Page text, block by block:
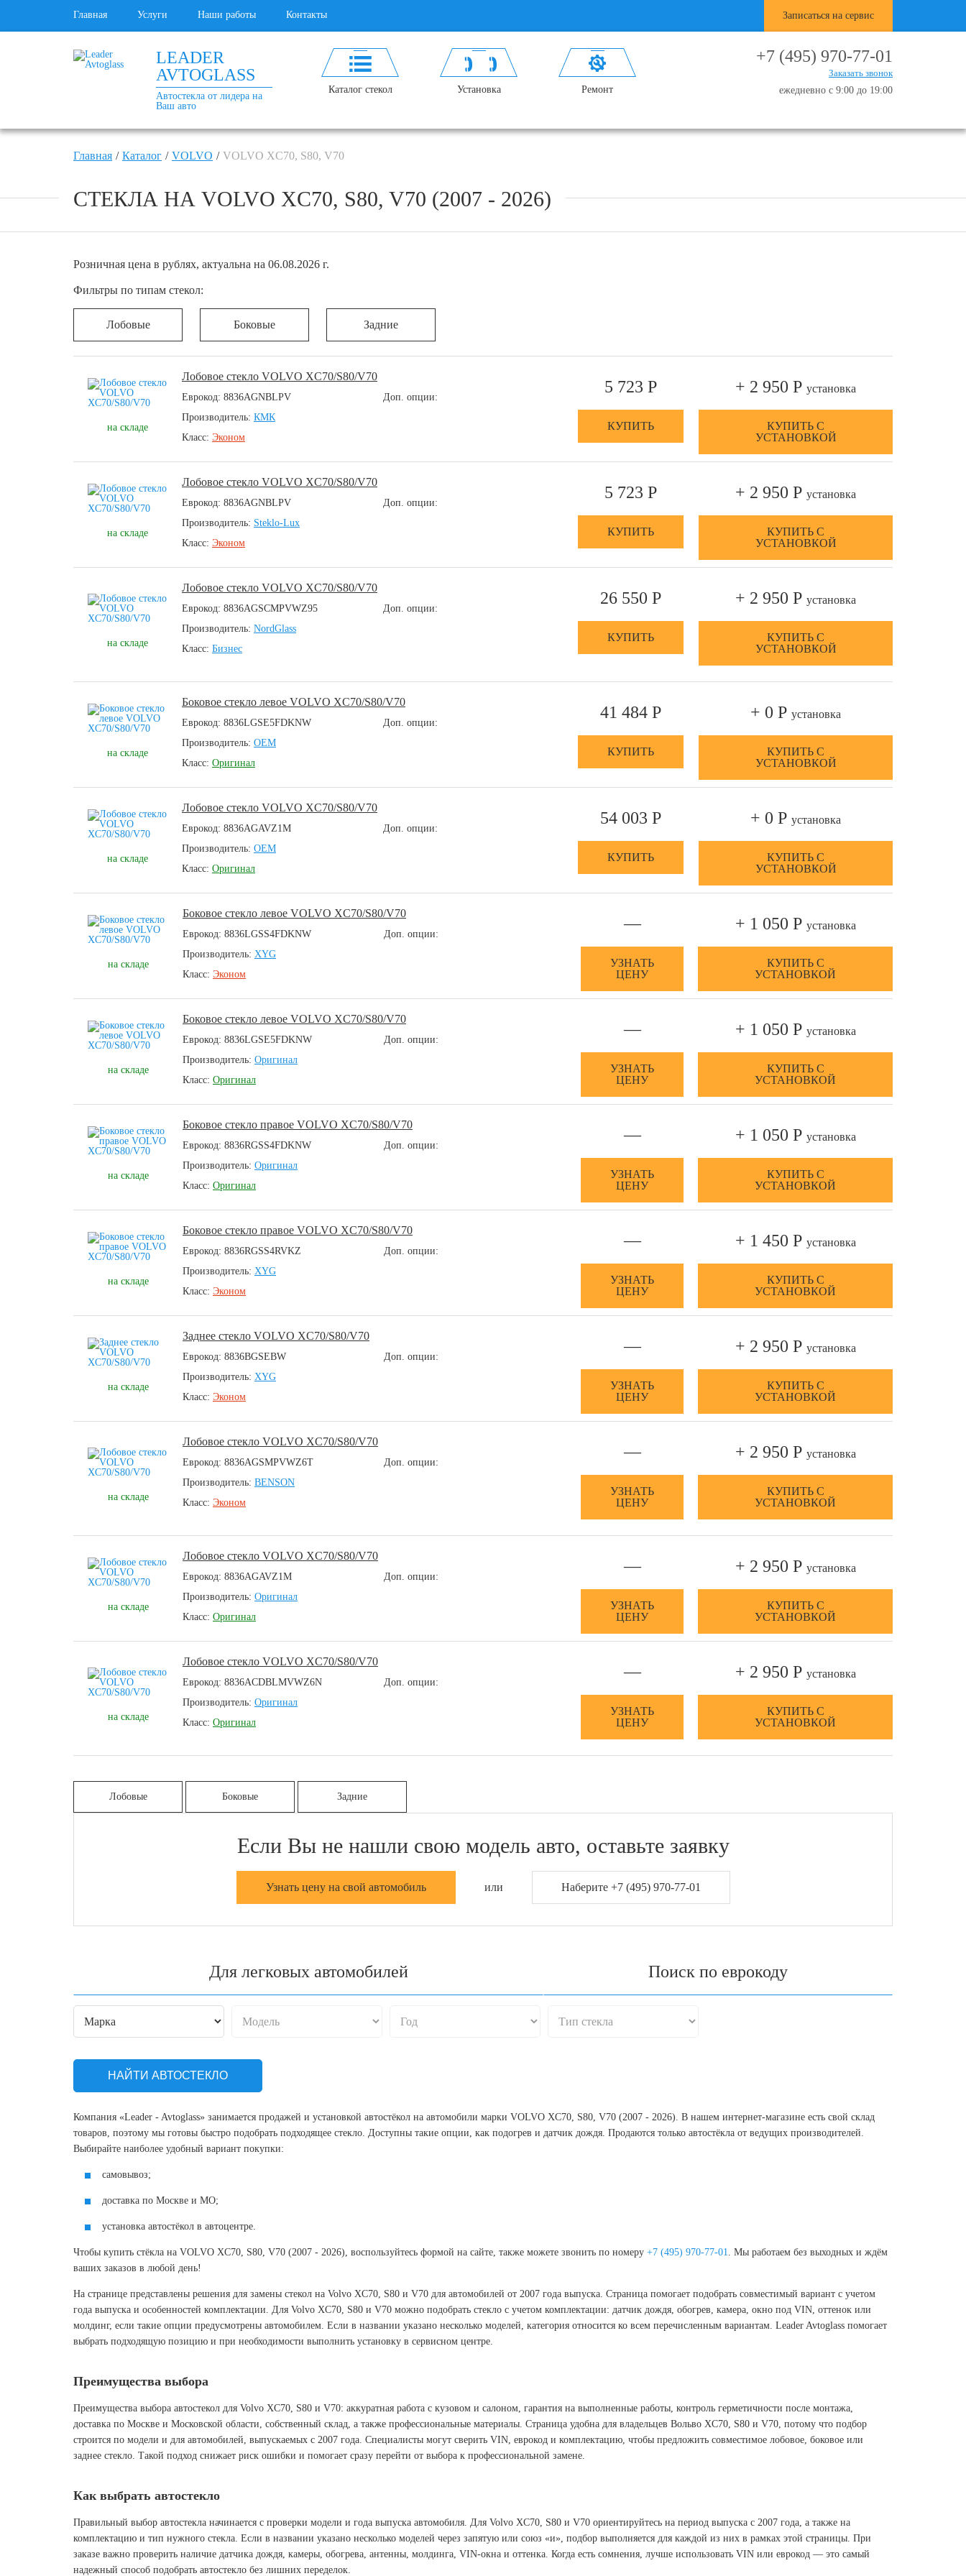
Главная Услуги Наши работы Контакты Записаться на сервис
LEADER
AVTOGLASS
Автостекла от лидера на
Ваш авто
Каталог стекол Установка Ремонт
+7 (495) 970-77-01
Заказать звонок
ежедневно с 9:00 до 19:00
Главная Каталог VOLVO VOLVO XC70, S80, V70
СТЕКЛА НА VOLVO XC70, S80, V70 (2007 - 2026)
Розничная цена в рублях, актуальна на 06.08.2026 г.
Фильтры по типам стекол:
Лобовые Боковые Задние
на складе
Лобовое стекло VOLVO XC70/S80/V70
Еврокод: 8836AGNBLPV
Производитель: КМК
Класс: Эконом
Доп. опции:
5 723 Р
КУПИТЬ
+ 2 950 Р установка
КУПИТЬ С
УСТАНОВКОЙ
на складе
Лобовое стекло VOLVO XC70/S80/V70
Еврокод: 8836AGNBLPV
Производитель: Steklo-Lux
Класс: Эконом
Доп. опции:
5 723 Р
КУПИТЬ
+ 2 950 Р установка
КУПИТЬ С
УСТАНОВКОЙ
на складе
Лобовое стекло VOLVO XC70/S80/V70
Еврокод: 8836AGSCMPVWZ95
Производитель: NordGlass
Класс: Бизнес
Доп. опции:
26 550 Р
КУПИТЬ
+ 2 950 Р установка
КУПИТЬ С
УСТАНОВКОЙ
на складе
Боковое стекло левое VOLVO XC70/S80/V70
Еврокод: 8836LGSE5FDKNW
Производитель: OEM
Класс: Оригинал
Доп. опции:
41 484 Р
КУПИТЬ
+ 0 Р установка
КУПИТЬ С
УСТАНОВКОЙ
на складе
Лобовое стекло VOLVO XC70/S80/V70
Еврокод: 8836AGAVZ1M
Производитель: OEM
Класс: Оригинал
Доп. опции:
54 003 Р
КУПИТЬ
+ 0 Р установка
КУПИТЬ С
УСТАНОВКОЙ
на складе
Боковое стекло левое VOLVO XC70/S80/V70
Еврокод: 8836LGSS4FDKNW
Производитель: XYG
Класс: Эконом
Доп. опции:
—
УЗНАТЬ
ЦЕНУ
+ 1 050 Р установка
КУПИТЬ С
УСТАНОВКОЙ
на складе
Боковое стекло левое VOLVO XC70/S80/V70
Еврокод: 8836LGSE5FDKNW
Производитель: Оригинал
Класс: Оригинал
Доп. опции:
—
УЗНАТЬ
ЦЕНУ
+ 1 050 Р установка
КУПИТЬ С
УСТАНОВКОЙ
на складе
Боковое стекло правое VOLVO XC70/S80/V70
Еврокод: 8836RGSS4FDKNW
Производитель: Оригинал
Класс: Оригинал
Доп. опции:
—
УЗНАТЬ
ЦЕНУ
+ 1 050 Р установка
КУПИТЬ С
УСТАНОВКОЙ
на складе
Боковое стекло правое VOLVO XC70/S80/V70
Еврокод: 8836RGSS4RVKZ
Производитель: XYG
Класс: Эконом
Доп. опции:
—
УЗНАТЬ
ЦЕНУ
+ 1 450 Р установка
КУПИТЬ С
УСТАНОВКОЙ
на складе
Заднее стекло VOLVO XC70/S80/V70
Еврокод: 8836BGSEBW
Производитель: XYG
Класс: Эконом
Доп. опции:
—
УЗНАТЬ
ЦЕНУ
+ 2 950 Р установка
КУПИТЬ С
УСТАНОВКОЙ
на складе
Лобовое стекло VOLVO XC70/S80/V70
Еврокод: 8836AGSMPVWZ6T
Производитель: BENSON
Класс: Эконом
Доп. опции:
—
УЗНАТЬ
ЦЕНУ
+ 2 950 Р установка
КУПИТЬ С
УСТАНОВКОЙ
на складе
Лобовое стекло VOLVO XC70/S80/V70
Еврокод: 8836AGAVZ1M
Производитель: Оригинал
Класс: Оригинал
Доп. опции:
—
УЗНАТЬ
ЦЕНУ
+ 2 950 Р установка
КУПИТЬ С
УСТАНОВКОЙ
на складе
Лобовое стекло VOLVO XC70/S80/V70
Еврокод: 8836ACDBLMVWZ6N
Производитель: Оригинал
Класс: Оригинал
Доп. опции:
—
УЗНАТЬ
ЦЕНУ
+ 2 950 Р установка
КУПИТЬ С
УСТАНОВКОЙ
Лобовые Боковые Задние
Если Вы не нашли свою модель авто, оставьте заявку
Узнать цену на свой автомобиль или Наберите +7 (495) 970-77-01
Для легковых автомобилей Поиск по еврокоду
НАЙТИ АВТОСТЕКЛО
Компания «Leader - Avtoglass» занимается продажей и установкой автостёкол на автомобили марки VOLVO XC70, S80, V70 (2007 - 2026). В нашем интернет-магазине есть свой склад
товаров, поэтому мы готовы быстро подобрать подходящее стекло. Доступны такие опции, как подогрев и датчик дождя. Продаются только автостёкла от ведущих производителей.
Выбирайте наиболее удобный вариант покупки:
самовывоз;
доставка по Москве и МО;
установка автостёкол в автоцентре.
Чтобы купить стёкла на VOLVO XC70, S80, V70 (2007 - 2026), воспользуйтесь формой на сайте, также можете звонить по номеру +7 (495) 970-77-01. Мы работаем без выходных и ждём
ваших заказов в любой день!
На странице представлены решения для замены стекол на Volvo XC70, S80 и V70 для автомобилей от 2007 года выпуска. Страница помогает подобрать совместимый вариант с учетом
года выпуска и особенностей комплектации. Для Volvo XC70, S80 и V70 можно подобрать стекло с учетом комплектации: датчик дождя, обогрев, камера, окно под VIN, оттенок или
молдинг, если такие опции предусмотрены автомобилем. Если в названии указано несколько моделей, категория относится ко всем перечисленным вариантам. Leader Avtoglass помогает
выбрать подходящую позицию и при необходимости выполнить установку в сервисном центре.
Преимущества выбора
Преимущества выбора автостекол для Volvo XC70, S80 и V70: аккуратная работа с кузовом и салоном, гарантия на выполненные работы, контроль герметичности после монтажа,
доставка по Москве и Московской области, собственный склад, а также профессиональные материалы. Страница удобна для владельцев Вольво XC70, S80 и V70, потому что подбор
строится по модели и для автомобилей, выпускаемых с 2007 года. Специалисты могут сверить VIN, еврокод и комплектацию, чтобы предложить совместимое лобовое, боковое или
заднее стекло. Такой подход снижает риск ошибки и помогает сразу перейти от выбора к профессиональной замене.
Как выбрать автостекло
Правильный выбор автостекла начинается с проверки модели и года выпуска автомобиля. Для Volvo XC70, S80 и V70 ориентируйтесь на период выпуска с 2007 года, а также на
комплектацию и тип нужного стекла. Если в названии указано несколько моделей через запятую или союз «и», подбор выполняется для каждой из них в рамках этой страницы. При
заказе важно проверить наличие датчика дождя, камеры, обогрева, антенны, молдинга, VIN-окна и оттенка. Когда есть сомнения, лучше использовать VIN или еврокод — это самый
надежный способ подобрать автостекло без лишних переделок.